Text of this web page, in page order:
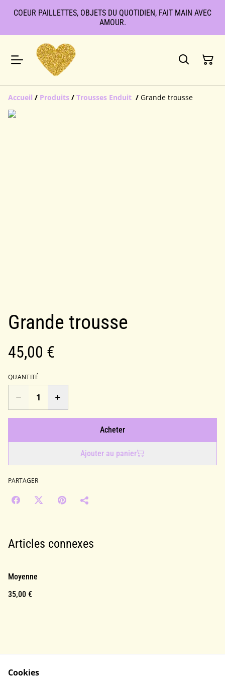
COEUR PAILLETTES, OBJETS DU QUOTIDIEN, FAIT MAIN AVEC
AMOUR.
Accueil / Produits / Trousses Enduit / Grande trousse
Grande trousse
45,00 €
QUANTITÉ
Acheter
Ajouter au panier
PARTAGER
Articles connexes
Moyenne
35,00 €
Cookies